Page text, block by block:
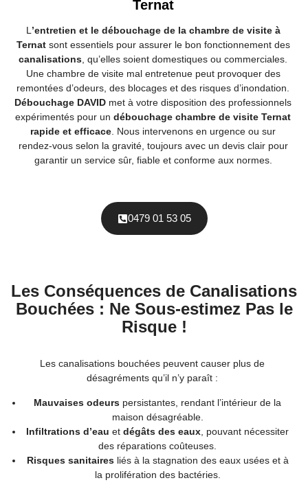
Ternat
L ’entretien et le débouchage de la chambre de visite à
Ternat sont essentiels pour assurer le bon fonctionnement des
canalisations , qu’elles soient domestiques ou commerciales.
Une chambre de visite mal entretenue peut provoquer des
remontées d’odeurs, des blocages et des risques d’inondation.
Débouchage DAVID met à votre disposition des professionnels
expérimentés pour un débouchage chambre de visite Ternat
rapide et efficace . Nous intervenons en urgence ou sur
rendez-vous selon la gravité, toujours avec un devis clair pour
garantir un service sûr, fiable et conforme aux normes.
0479 01 53 05
Les Conséquences de Canalisations
Bouchées : Ne Sous-estimez Pas le
Risque !
Les canalisations bouchées peuvent causer plus de
désagréments qu’il n’y paraît :
Mauvaises odeurs persistantes, rendant l’intérieur de la
maison désagréable.
Infiltrations d’eau et dégâts des eaux , pouvant nécessiter
des réparations coûteuses.
Risques sanitairesliés à la stagnation des eaux usées et à
la prolifération des bactéries.